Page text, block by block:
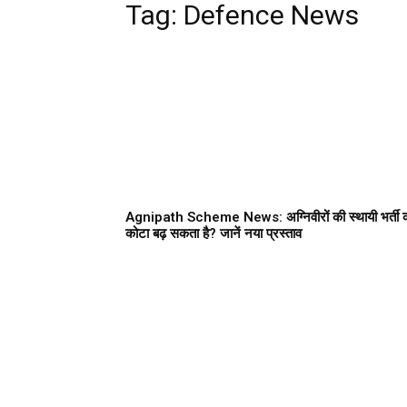
Tag: Defence News
Agnipath Scheme News: अग्निवीरों की स्थायी भर्ती
कोटा बढ़ सकता है? जानें नया प्रस्ताव